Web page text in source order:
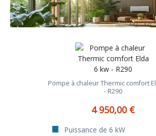
Pompe à chaleur Thermic comfort
- R290
4 950,00 €
Puissance de 6 kW